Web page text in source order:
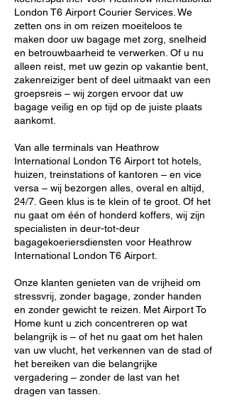
London T6 Airport Courier Services. We
zetten ons in om reizen moeiteloos te
maken door uw bagage met zorg, snelheid
en betrouwbaarheid te verwerken. Of u nu
alleen reist, met uw gezin op vakantie bent,
zakenreiziger bent of deel uitmaakt van een
groepsreis – wij zorgen ervoor dat uw
bagage veilig en op tijd op de juiste plaats
aankomt.
Van alle terminals van Heathrow
International London T6 Airport tot hotels,
huizen, treinstations of kantoren – en vice
versa – wij bezorgen alles, overal en altijd,
24/7. Geen klus is te klein of te groot. Of het
nu gaat om één of honderd koffers, wij zijn
specialisten in deur-tot-deur
bagagekoeriersdiensten voor Heathrow
International London T6 Airport.
Onze klanten genieten van de vrijheid om
stressvrij, zonder bagage, zonder handen
en zonder gewicht te reizen. Met Airport To
Home kunt u zich concentreren op wat
belangrijk is – of het nu gaat om het halen
van uw vlucht, het verkennen van de stad of
het bereiken van die belangrijke
vergadering – zonder de last van het
dragen van tassen.